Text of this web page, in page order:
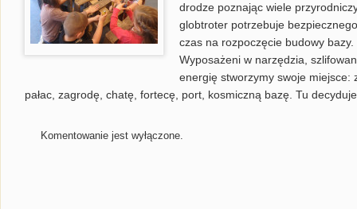
drodze poznając wiele
globtroter potrzebuje
czas na rozpoczęcie budowy bazy.
Wyposażeni w narzędzia,
energię stworzymy swoje miejsce:
pałac, zagrodę, chatę, fortecę, port, kosmiczną bazę. Tu
Komentowanie jest wyłączone.